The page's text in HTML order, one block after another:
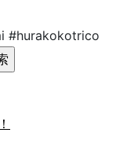
#hurakokotrico